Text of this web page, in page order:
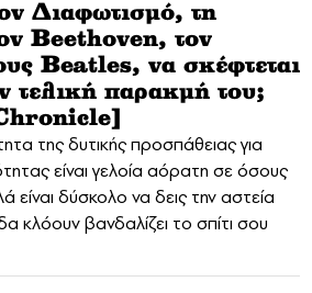
Διαφωτισμό, τη
Beethoven, τον
Beatles, να σκέφτεται
τελική παρακμή του;
της δυτικής προσπάθειας για
είναι γελοία αόρατη σε όσους
είναι δύσκολο να δεις την αστεία
κλόουν βανδαλίζει το σπίτι σου